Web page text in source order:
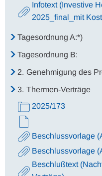
Infotext (Investive
2025_final_mit
Tagesordnung A:*)
Tagesordnung B:
2. Genehmigung des
3. Thermen-Verträge
2025/173
Beschlussvorlage
Beschlussvorlage
Beschlußtext